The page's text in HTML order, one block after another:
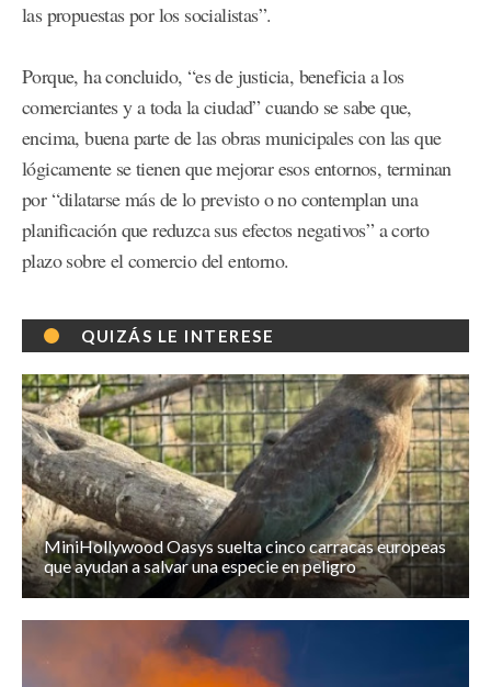
las propuestas por los socialistas”.
Porque, ha concluido, “es de justicia, beneficia a los
comerciantes y a toda la ciudad” cuando se sabe que,
encima, buena parte de las obras municipales con las que
lógicamente se tienen que mejorar esos entornos, terminan
por “dilatarse más de lo previsto o no contemplan una
planificación que reduzca sus efectos negativos” a corto
plazo sobre el comercio del entorno.
QUIZÁS LE INTERESE
MiniHollywood Oasys suelta cinco carracas europeas
que ayudan a salvar una especie en peligro